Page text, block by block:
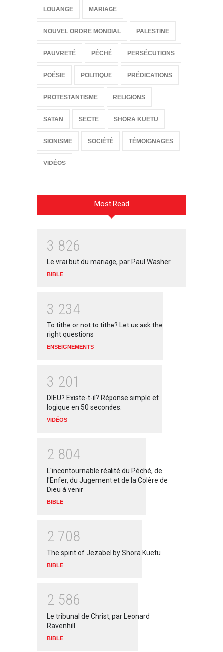
LOUANGE MARIAGE
NOUVEL ORDRE MONDIAL PALESTINE
PAUVRETÉ PÉCHÉ PERSÉCUTIONS
POÉSIE POLITIQUE PRÉDICATIONS
PROTESTANTISME RELIGIONS
SATAN SECTE SHORA KUETU
SIONISME SOCIÉTÉ TÉMOIGNAGES
VIDÉOS
Most Read
3 826
Le vrai but du mariage, par Paul Washer
BIBLE
3 234
To tithe or not to tithe? Let us ask the
right questions
ENSEIGNEMENTS
3 201
DIEU? Existe-t-il? Réponse simple et
logique en 50 secondes.
VIDÉOS
2 804
L'incontournable réalité du Péché, de
l'Enfer, du Jugement et de la Colère de
Dieu à venir
BIBLE
2 708
The spirit of Jezabel by Shora Kuetu
BIBLE
2 586
Le tribunal de Christ, par Leonard
Ravenhill
BIBLE